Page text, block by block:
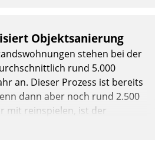
Objektsanierung
stehen bei der
rund 5.000
an. Dieser Prozess ist bereits
dann aber noch rund 2.500
mit reinspielen, ist der
immens. Im